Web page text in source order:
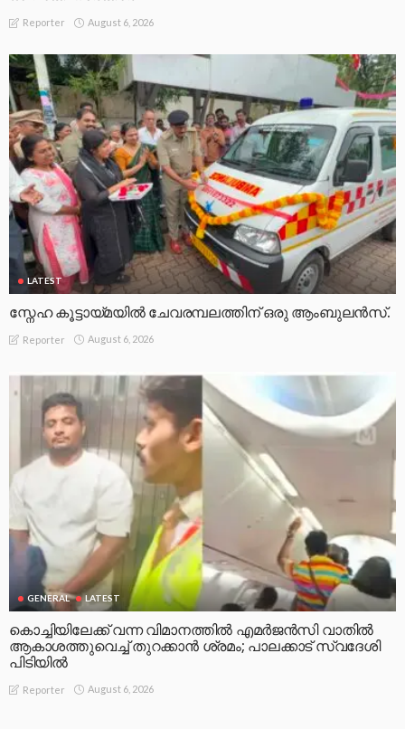
Reporter August 6, 2026
LATEST
സ്നേഹ കൂട്ടായ്മയിൽ ചേവരമ്പലത്തിന് ഒരു ആംബുലൻസ്.
Reporter August 6, 2026
GENERAL LATEST
കൊച്ചിയിലേക്ക് വന്ന വിമാനത്തിൽ എമർജൻസി വാതിൽ
ആകാശത്തുവെച്ച് തുറക്കാൻ ശ്രമം; പാലക്കാട് സ്വദേശി
പിടിയിൽ
Reporter August 6, 2026